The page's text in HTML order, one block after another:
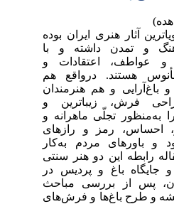
آثار هنری ایران بوده
و تمدن داشته و با
عواطف، اعتقادات و
هستند. در‌واقع هم
باغ‌آرایی و هم هنرمندان
فرش، زیباترین و
به‌منظور تجلّی ماهرانه و
رمز و رازهای
باورهای مردم به‌کار
رابطه این دو هنر سنتی
جایگاه باغ و پردیس در
پس از بررسی مباحث
و طرح باغ‌ها و فرش‌های